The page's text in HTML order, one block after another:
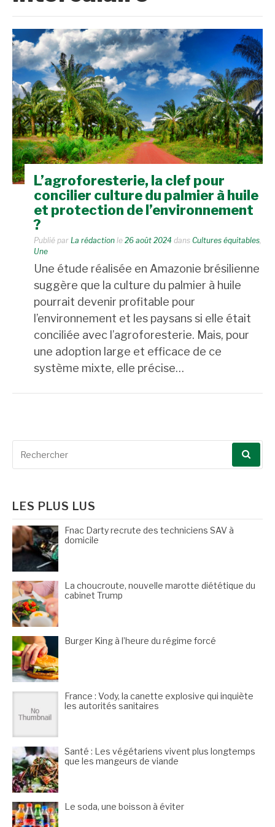
L’agroforesterie, la clef pour
concilier culture du palmier à huile
et protection de l’environnement
?
Publié par La rédaction le 26 août 2024 dans Cultures équitables
Une
Une étude réalisée en Amazonie brésilienne
suggère que la culture du palmier à huile
pourrait devenir profitable pour
l’environnement et les paysans si elle était
conciliée avec l’agroforesterie. Mais, pour
une adoption large et efficace de ce
système mixte, elle précise…
LES PLUS LUS
Fnac Darty recrute des techniciens SAV à
domicile
La choucroute, nouvelle marotte diététique du
cabinet Trump
Burger King à l’heure du régime forcé
France : Vody, la canette explosive qui inquiète
les autorités sanitaires
Santé : Les végétariens vivent plus longtemps
que les mangeurs de viande
Le soda, une boisson à éviter